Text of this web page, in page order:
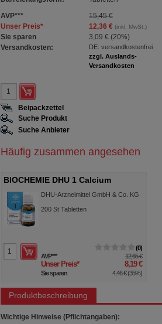
AVP***
15,45 €
Unser Preis* 12,36 €(inkl. MwSt.)
Sie sparen 3,09 € (20%)
Versandkosten:
DE: versandkostenfrei
zzgl. Auslands-
Versandkosten
Beipackzettel
Suche Produkt
Suche Anbieter
Häufig zusammen angesehen
BIOCHEMIE DHU 1 Calcium
fluoratum D 12 Tabletten
DHU-Arzneimittel GmbH & Co. KG
200St Tabletten
0
AVP*** 12,65 €
Unser Preis* 8,19 €
Sie sparen 4,46 €(35%)
Produktbeschreibung
Wichtige Hinweise (Pflichtangaben):